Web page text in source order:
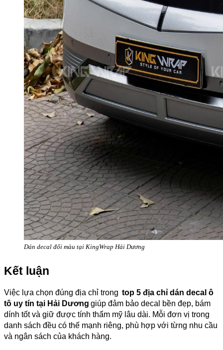
Dán decal đổi màu tại KingWrap Hải Dương
Kết luận
Việc lựa chọn đúng địa chỉ trong top 5 địa chỉ dán decal ô
tô uy tín tại Hải Dương giúp đảm bảo decal bền đẹp, bám
dính tốt và giữ được tính thẩm mỹ lâu dài. Mỗi đơn vị trong
danh sách đều có thế mạnh riêng, phù hợp với từng nhu cầu
và ngân sách của khách hàng.